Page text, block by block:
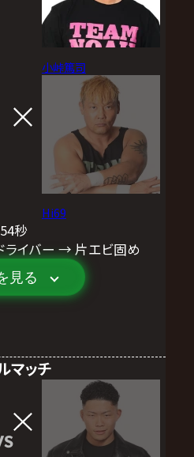
小峠篤司
Hi69
秒
ライバー → 片エビ固め
見る
マッチ